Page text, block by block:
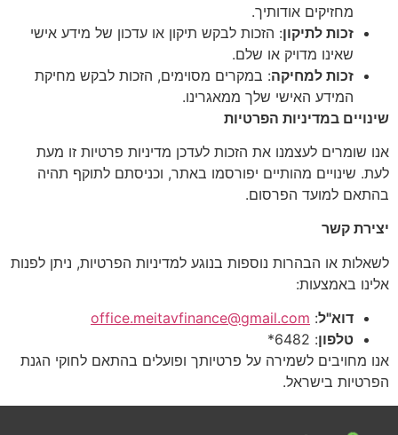
מחזיקים אודותיך.
זכות לתיקון: הזכות לבקש תיקון או עדכון של מידע אישי
שאינו מדויק או שלם.
זכות למחיקה: במקרים מסוימים, הזכות לבקש מחיקת
המידע האישי שלך ממאגרינו.
שינויים במדיניות הפרטיות
אנו שומרים לעצמנו את הזכות לעדכן מדיניות פרטיות זו מעת
לעת. שינויים מהותיים יפורסמו באתר, וכניסתם לתוקף תהיה
בהתאם למועד הפרסום.
יצירת קשר
לשאלות או הבהרות נוספות בנוגע למדיניות הפרטיות, ניתן לפנות
אלינו באמצעות:
דוא"ל:
office.meitavfinance@gmail.com
טלפון: 6482*
אנו מחויבים לשמירה על פרטיותך ופועלים בהתאם לחוקי הגנת
הפרטיות בישראל.